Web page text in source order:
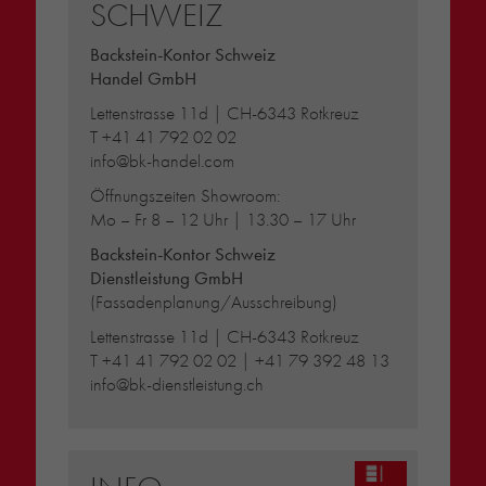
SCHWEIZ
Backstein-Kontor Schweiz
Handel GmbH
Lettenstrasse 11d | CH-6343 Rotkreuz
T+41 41 792 02 02
info@bk-handel.com
Öffnungszeiten Showroom:
Mo – Fr 8 – 12 Uhr | 13.30 – 17 Uhr
Backstein-Kontor Schweiz
Dienstleistung GmbH
(Fassadenplanung/Ausschreibung)
Lettenstrasse 11d | CH-6343 Rotkreuz
T+41 41 792 02 02 |+41 79 392 48 13
info@bk-dienstleistung.ch